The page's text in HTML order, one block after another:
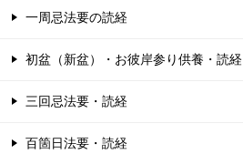
一周忌法要の読経
初盆（新盆）・お彼岸参り供養・読経
三回忌法要・読経
百箇日法要・読経